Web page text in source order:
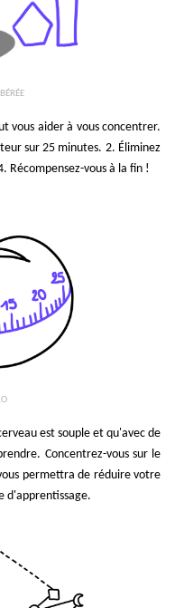
vous aider à vous concentrer.
sur 25 minutes. 2. Éliminez
Récompensez-vous à la fin !
est souple et qu'avec de
Concentrez-vous sur le
permettra de réduire votre
d'apprentissage.